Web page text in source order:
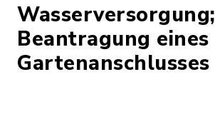
Wasserversorgung;
Beantragung eines
Gartenanschlusses